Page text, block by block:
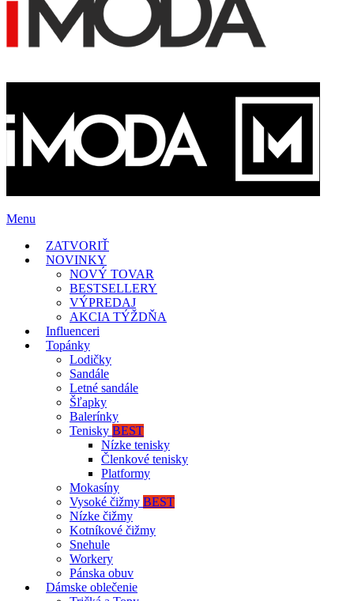
Menu
ZATVORIŤ
NOVINKY
NOVÝ TOVAR
BESTSELLERY
VÝPREDAJ
AKCIA TÝŽDŇA
Influenceri
Topánky
Lodičky
Sandále
Letné sandále
Šľapky
Balerínky
Tenisky BEST
Nízke tenisky
Členkové tenisky
Platformy
Mokasíny
Vysoké čižmy BEST
Nízke čižmy
Kotníkové čižmy
Snehule
Workery
Pánska obuv
Dámske oblečenie